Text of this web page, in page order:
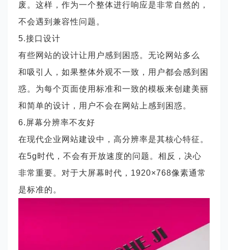
废。这样，作为一个整体进行响应是非常自然的，
不会遇到兼容性问题。
5.接口设计
有些网站的设计让用户感到困惑。无论网站多么
和吸引人，如果整体外观不一致，用户都会感到困
惑。为每个页面使用标准和一致的模板来创建美丽
和简单的设计，用户不会在网站上感到困惑。
6.屏幕分辨率不友好
在现代企业网站建设中，高分辨率是其核心特征。
在5g时代，不会有开放速度的问题。相反，决心
非常重要。对于大屏幕时代，1920×768像素通常
是标准的。